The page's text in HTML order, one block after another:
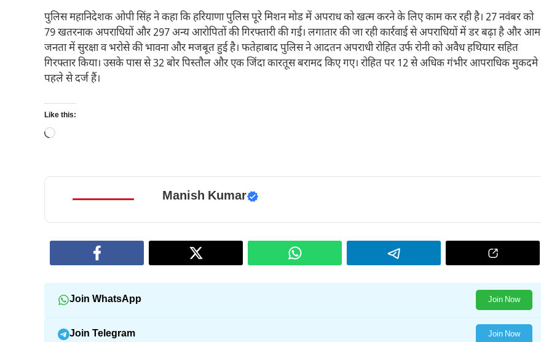
पुलिस महानिदेशक ओपी सिंह ने कहा कि हरियाणा पुलिस पूरे मिशन मोड में अपराध को खत्म करने के लिए काम कर रही है। 27 नवंबर को
79 खतरनाक अपराधियों और 297 अन्य आरोपितों की गिरफ्तारी की गई। लगातार की जा रही कार्रवाई से अपराधियों में डर बढ़ा है और आम
जनता में सुरक्षा व भरोसे की भावना और मजबूत हुई है। फतेहाबाद पुलिस ने आदतन अपराधी रोहित उर्फ रोनी को अवैध हथियार सहित
गिरफ्तार किया। उसके पास से 32 बोर पिस्तौल और एक जिंदा कारतूस बरामद किए गए। रोहित पर 12 से अधिक गंभीर आपराधिक मुकदमे
पहले से दर्ज हैं।
Like this:
Loading…
Manish Kumar
Join WhatsApp Join Now
Join Telegram Join Now